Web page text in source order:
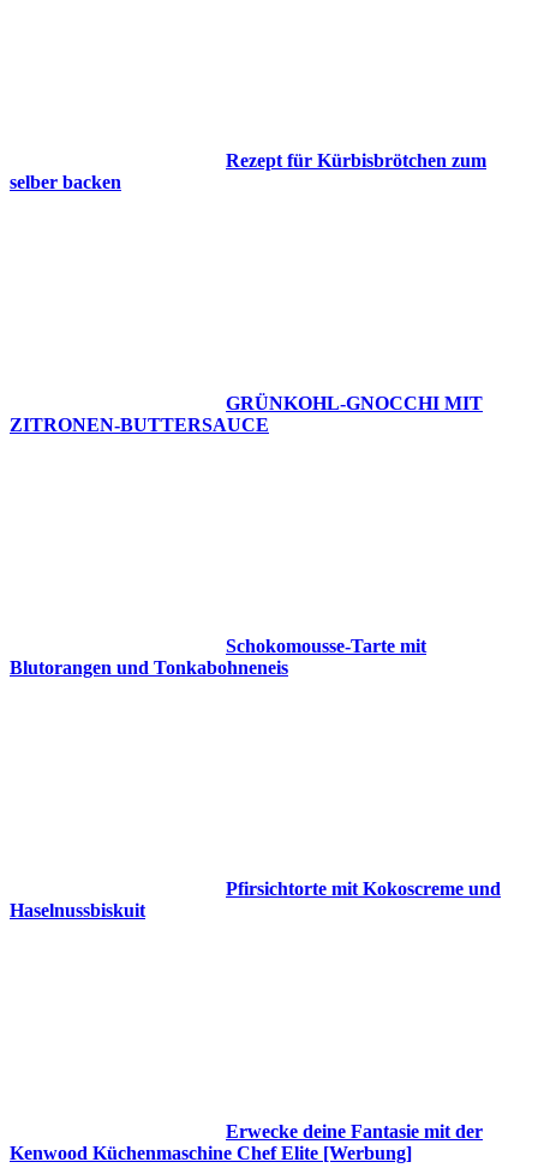
Rezept für Kürbisbrötchen zum
selber backen
GRÜNKOHL-GNOCCHI MIT
ZITRONEN-BUTTERSAUCE
Schokomousse-Tarte mit
Blutorangen und Tonkabohneneis
Pfirsichtorte mit Kokoscreme und
Haselnussbiskuit
Erwecke deine Fantasie mit der
Kenwood Küchenmaschine Chef Elite [Werbung]